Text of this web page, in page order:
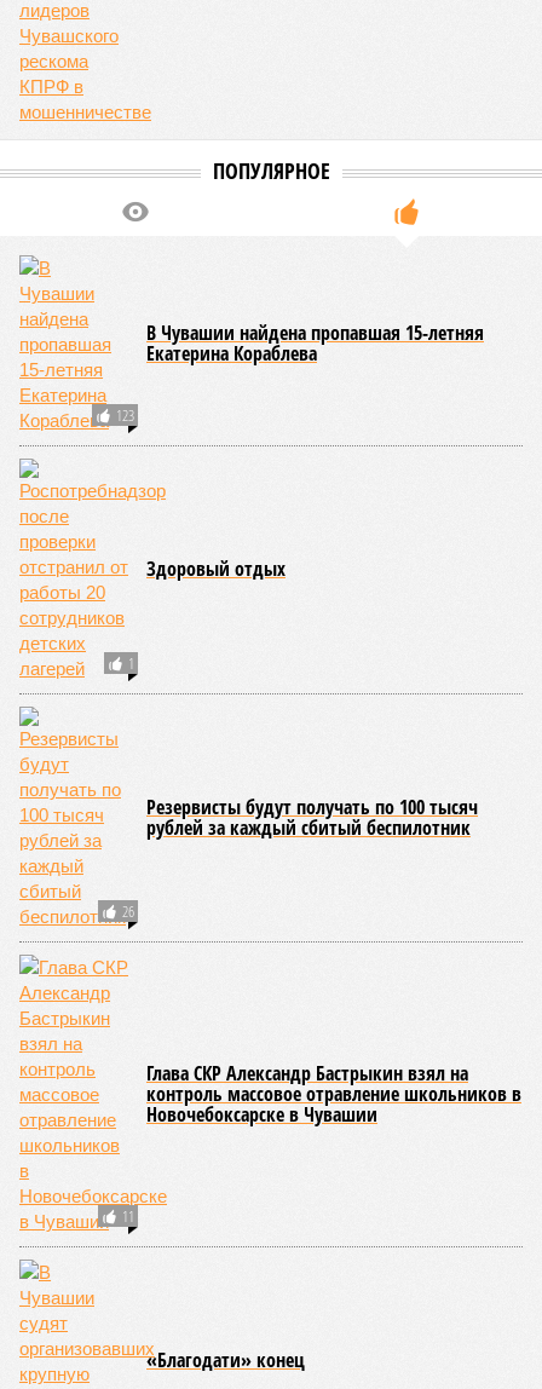
ПОПУЛЯРНОЕ
123
В Чувашии найдена пропавшая 15-летняя
Екатерина Кораблева
1
Здоровый отдых
26
Резервисты будут получать по 100 тысяч
рублей за каждый сбитый беспилотник
11
Глава СКР Александр Бастрыкин взял на
контроль массовое отравление школьников в
Новочебоксарске в Чувашии
«Благодати» конец